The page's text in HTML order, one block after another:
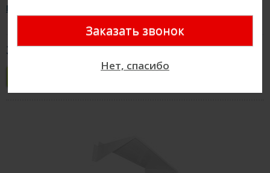
Нет, спасибо
Подарочный сертификат на 3000 рублей
3 000